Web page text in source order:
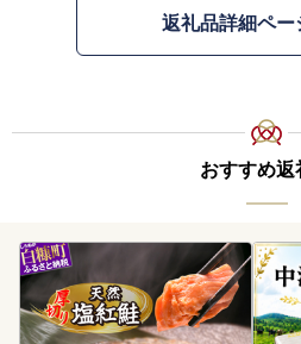
返礼品詳細ペー
おすすめ返